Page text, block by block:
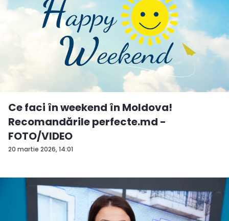
20 martie 2026, 14:01
Ce faci în weekend în Moldova!
Recomandările perfecte.md -
FOTO/VIDEO